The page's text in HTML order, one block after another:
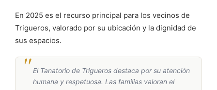
En 2025 es el recurso principal para los vecinos de
Trigueros, valorado por su ubicación y la dignidad de
sus espacios.
El Tanatorio de Trigueros destaca por su atención
humana y respetuosa. Las familias valoran el